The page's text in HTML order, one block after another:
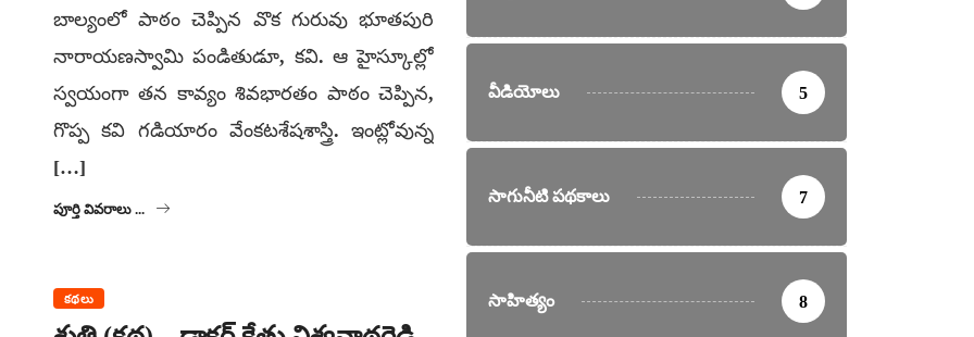
బాల్యంలో పాఠం చెప్పిన వొక గురువు భూతపురి
నారాయణస్వామి పండితుడూ, కవి. ఆ హైస్కూల్లో
స్వయంగా తన కావ్యం శివభారతం పాఠం చెప్పిన,
గొప్ప కవి గడియారం వేంకటశేషశాస్త్రి. ఇంట్లోవున్న
[…]
పూర్తి వివరాలు ...
కథలు
వీడియోలు 5
సాగునీటి పథకాలు 7
సాహిత్యం 8